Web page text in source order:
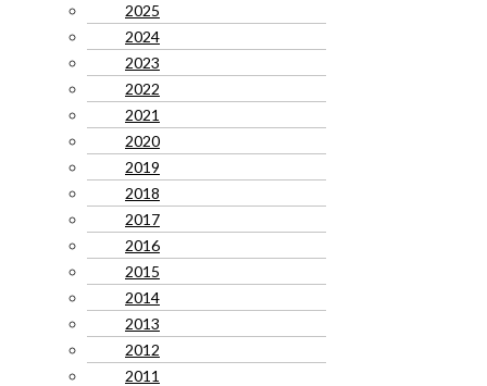
2025
2024
2023
2022
2021
2020
2019
2018
2017
2016
2015
2014
2013
2012
2011